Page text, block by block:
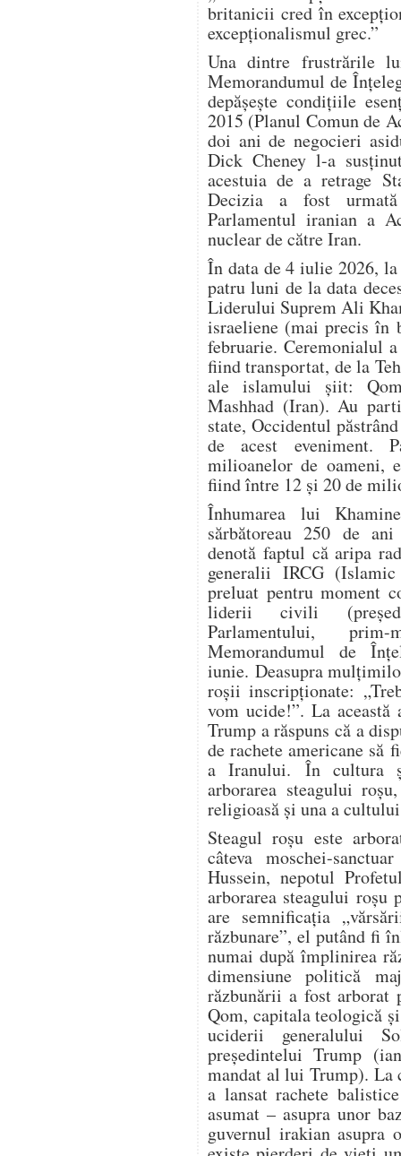
britanicii cred în
excepționalismul grec.”
Una dintre frustrările
Memorandumul de
depășește condițiile
2015 (Planul Comun de
doi ani de negocieri
Dick Cheney l-a
acestuia de a retrage
Decizia a fost
Parlamentul iranian a
nuclear de către Iran.
În data de 4 iulie 2026,
patru luni de la data
Liderului Suprem Ali
israeliene (mai precis în
februarie. Ceremonialul
fiind transportat, de la
ale islamului șiit:
Mashhad (Iran). Au
state, Occidentul
de acest eveniment.
milioanelor de oameni,
fiind între 12 și 20 de
Înhumarea lui
sărbătoreau 250 de
denotă faptul că aripa
generalii IRCG
preluat pentru moment
liderii civili
Parlamentului,
Memorandumul de
iunie. Deasupra
roșii inscripționate:
vom ucide!”. La această
Trump a răspuns că a
de rachete americane să
a Iranului. În cultura
arborarea steagului
religioasă și una a
Steagul roșu este
câteva moschei-
Hussein, nepotul
arborarea steagului roșu
are semnificația
răzbunare”, el putând fi
numai după împlinirea
dimensiune politică
răzbunării a fost arborat
Qom, capitala teologică
uciderii generalului
președintelui Trump
mandat al lui Trump). La
a lansat rachete
asumat – asupra unor
guvernul irakian asupra